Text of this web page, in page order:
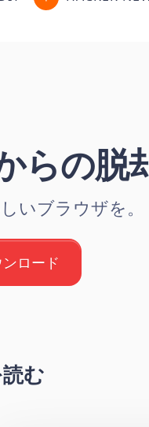
らの脱
いブラウザを。
ロード
む